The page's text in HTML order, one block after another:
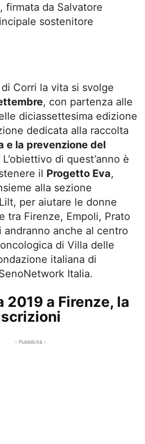
, firmata da Salvatore
sostenitore
di Corri la vita si svolge
, con partenza alle
diciassettesima edizione
dedicata alla raccolta
e la prevenzione del
L’obiettivo di quest’anno è
il Progetto Eva,
alla sezione
per aiutare le donne
tra Firenze, Empoli, Prato
andranno anche al centro
di Villa delle
italiana di
Italia.
2019 a Firenze, la
- Pubblicità -